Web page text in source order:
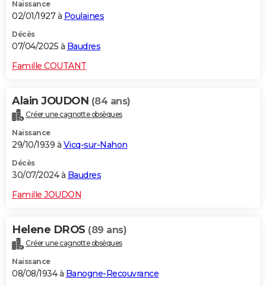
S'inscrire
Se connecter
Lycées
Collèges
Primaires
Universités
Entreprises
Service militaire
Avis de recherche
AVIS DE DÉCÈS
FORUM
Bricolage
Lifestyle
Culture
Sport
Auto
Television
Voyage
Cinema
Naissance
02/01/1927 à Poulaines
Décès
07/04/2025 à Baudres
Famille COUTANT
Alain JOUDON (84 ans)
Créer une cagnotte obsèques
Naissance
29/10/1939 à Vicq-sur-Nahon
Décès
30/07/2024 à Baudres
Famille JOUDON
Helene DROS (89 ans)
Créer une cagnotte obsèques
Naissance
08/08/1934 à Banogne-Recouvrance